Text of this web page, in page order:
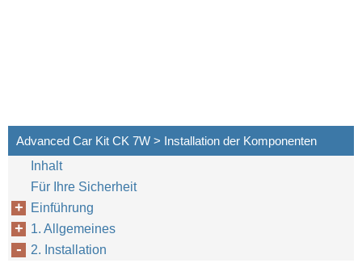
Advanced Car Kit CK 7W > Installation der Komponenten
Inhalt
Für Ihre Sicherheit
Einführung
1. Allgemeines
2. Installation